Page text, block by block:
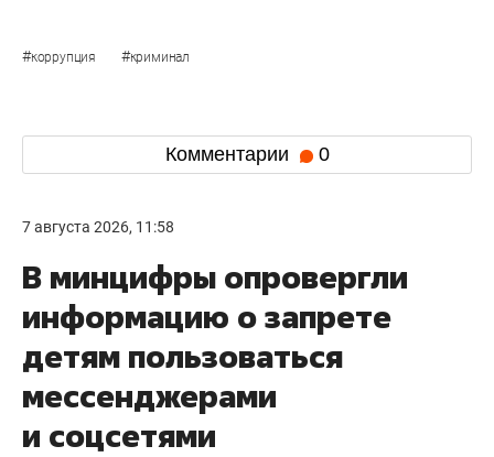
#коррупция #криминал
Комментарии 0
7 августа 2026, 11:58
В минцифры опровергли
информацию о запрете
детям пользоваться
мессенджерами
и соцсетями